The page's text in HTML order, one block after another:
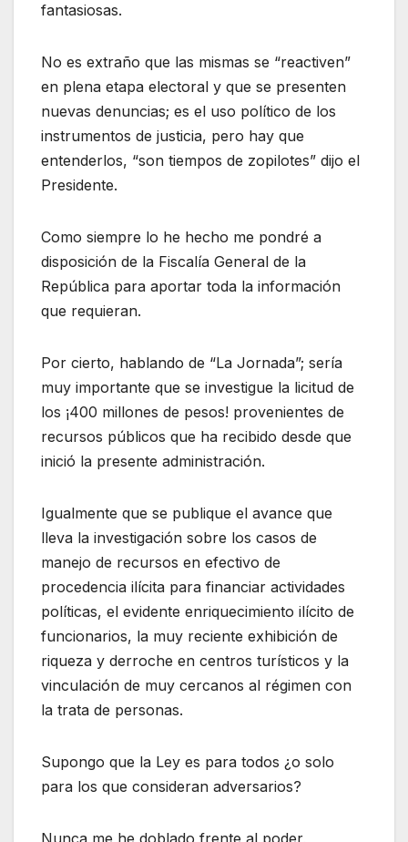
fantasiosas.
No es extraño que las mismas se “reactiven”
en plena etapa electoral y que se presenten
nuevas denuncias; es el uso político de los
instrumentos de justicia, pero hay que
entenderlos, “son tiempos de zopilotes” dijo el
Presidente.
Como siempre lo he hecho me pondré a
disposición de la Fiscalía General de la
República para aportar toda la información
que requieran.
Por cierto, hablando de “La Jornada”; sería
muy importante que se investigue la licitud de
los ¡400 millones de pesos! provenientes de
recursos públicos que ha recibido desde que
inició la presente administración.
Igualmente que se publique el avance que
lleva la investigación sobre los casos de
manejo de recursos en efectivo de
procedencia ilícita para financiar actividades
políticas, el evidente enriquecimiento ilícito de
funcionarios, la muy reciente exhibición de
riqueza y derroche en centros turísticos y la
vinculación de muy cercanos al régimen con
la trata de personas.
Supongo que la Ley es para todos ¿o solo
para los que consideran adversarios?